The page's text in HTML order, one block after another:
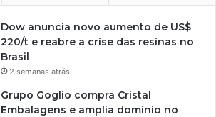
Dow anuncia novo aumento de US$
220/t e reabre a crise das resinas no
Brasil
2 semanas atrás
Grupo Goglio compra Cristal
Embalagens e amplia domínio no